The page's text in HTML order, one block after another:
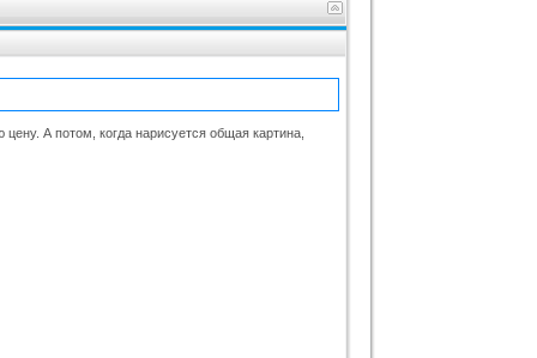
А потом, когда нарисуется общая картина,